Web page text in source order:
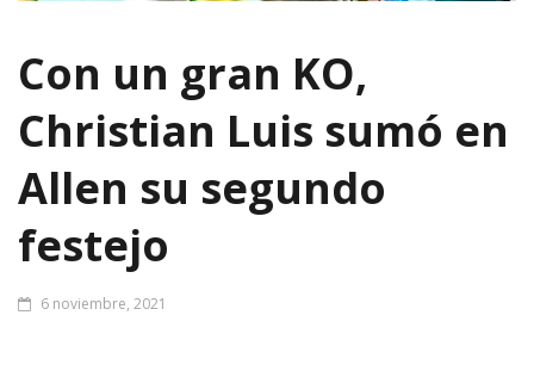
Con un gran KO,
Christian Luis sumó en
Allen su segundo
festejo
6 noviembre, 2021